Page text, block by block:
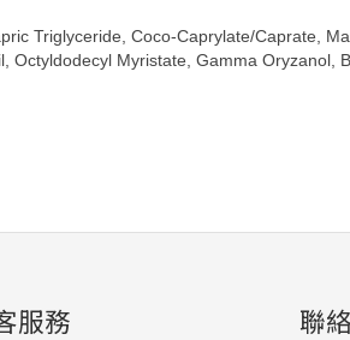
Triglyceride, Coco-Caprylate/Caprate,
Myristate, Gamma Oryzanol,
服務 聯